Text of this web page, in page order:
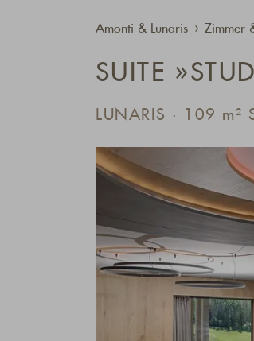
Amonti & Lunaris Zimmer
SUITE
LUNARIS · 109 m²